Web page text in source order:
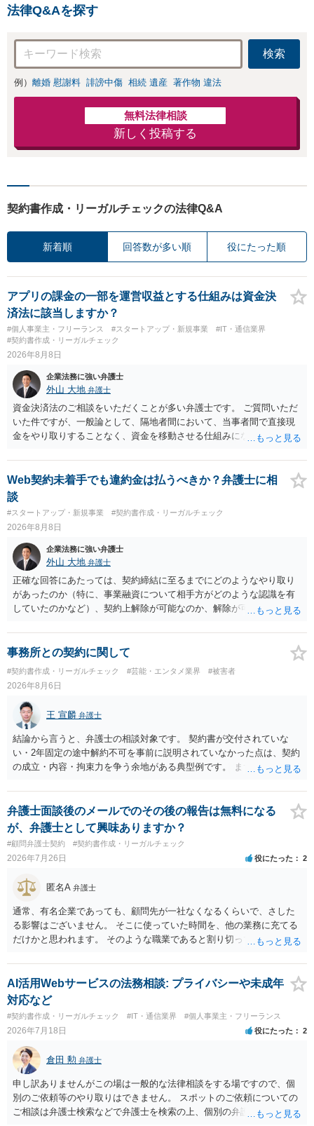
法律Q&Aを探す
検索
例） 離婚 慰謝料 誹謗中傷 相続 遺産 著作物 違法
無料法律相談
新しく投稿する
契約書作成・リーガルチェックの法律Q&A
新着順 回答数が多い順 役にたった順
アプリの課金の一部を運営収益とする仕組みは資金決
済法に該当しますか？
#個人事業主・フリーランス #スタートアップ・新規事業
#IT・通信業界
#契約書作成・リーガルチェック
2026年8月8日
企業法務に強い弁護士
外山 大地 弁護士
資金決済法のご相談をいただくことが多い弁護士です。 ご質問いただ
いた件ですが、一般論として、隔地者間において、当事者間で直接現
金をやり取りすることなく、資金を移動させる仕組みになりますの
も、為替取引に該当し得る場合であっても、いわゆる収納代行とし
て、資金移動業の規制の対象外となる余地があります。 この点につい
ては、単に「利用者から資金を受け取り、寄付団体に送金する」とい
う資金の流れだけで判断することはできず、アプリの仕組みが利用者
と寄付団体をつなぐプラットフォームとしてどのように位置付けられ
るのか、利用者からの支払がどのような性質のものなのか、寄付の意
思決定や寄付のタイミングがどのように設定されているのかなど、具
体的なサービスの座組を踏まえて検討する必要があります。 そのた
め、現在検討されているアプリについて、資金移動業に該当する可能
性があるか、また、該当する場合にどのようなサービス設計にすれば
資金移動業に該当しない形（収納代行など）で運用できるかについて
は、具体的なサービスの仕組みを確認した上で、個別に弁護士へご相
談いただくことをお勧めいたします。
Web契約未着手でも違約金は払うべきか？弁護士に相
談
#スタートアップ・新規事業 #契約書作成・リーガルチェック
2026年8月8日
企業法務に強い弁護士
外山 大地 弁護士
正確な回答にあたっては、契約締結に至るまでにどのようなやり取り
があったのか（特に、事業融資について相手方がどのような認識を有
していたのかなど）、契約上解除が可能なのか、解除が可能であると
的な経緯を踏まえて精査する必要がございます。 そのため、事情をお
伺いした上での検討が必要となりますので、個別に弁護士へのご相談
事務所との契約に関して
#契約書作成・リーガルチェック #芸能・エンタメ業界 #被害者
2026年8月6日
王 宣麟 弁護士
結論から言うと、弁護士の相談対象です。 契約書が交付されていな
い・2年固定の途中解約不可を事前に説明されていなかった点は、契約
の成立・内容・拘束力を争う余地がある典型例です。 まずは、運営と
みてはいかがでしょうか。 また同時並行で（もしまだされていないの
であれば）書面で退所意思の明確化はしておくべきだと考えます。
弁護士面談後のメールでのその後の報告は無料になる
が、弁護士として興味ありますか？
#顧問弁護士契約 #契約書作成・リーガルチェック
2026年7月26日 役にたった 2
匿名A 弁護士
通常、有名企業であっても、顧問先が一社なくなるくらいで、さした
る影響はございません。 そこに使っていた時間を、他の業務に充てる
だけかと思われます。 そのような職業であると割り切ってご相談され
相談者様のご意見が反映されることを、お祈りしております。
AI活用Webサービスの法務相談: プライバシーや未成年
対応など
#契約書作成・リーガルチェック #IT・通信業界 #個人事業主・フリーランス
2026年7月18日 役にたった 2
倉田 勲 弁護士
申し訳ありませんがこの場は一般的な法律相談をする場ですので、個
別のご依頼等のやり取りはできません。 スポットのご依頼についての
ご相談は弁護士検索などで弁護士を検索の上、個別の弁護士にご連絡